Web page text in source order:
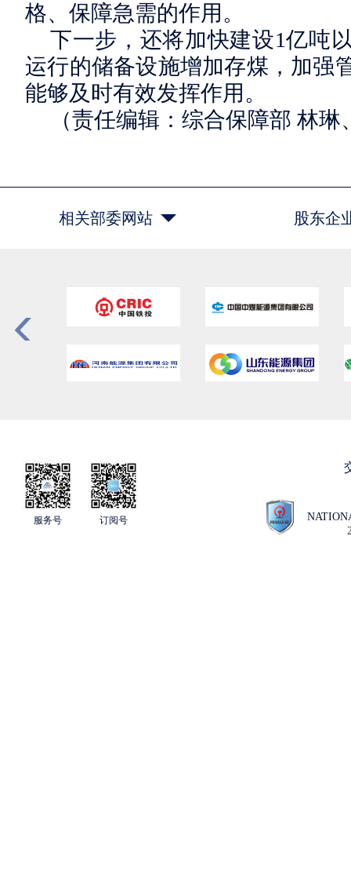
格、保障急需的作用。
下一步，还将加快建设1亿吨
运行的储备设施增加存煤，加强
能够及时有效发挥作用。
（责任编辑：综合保障部 林琳
相关部委网站 股东企
服务号 订阅号